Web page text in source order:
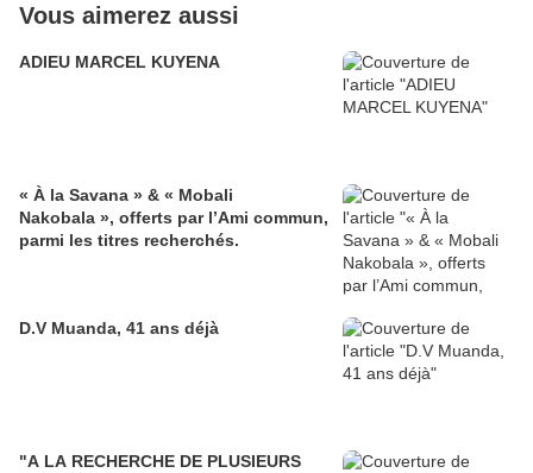
Vous aimerez aussi
ADIEU MARCEL KUYENA
« À la Savana » & « Mobali
Nakobala », offerts par l’Ami commun,
parmi les titres recherchés.
D.V Muanda, 41 ans déjà
"A LA RECHERCHE DE PLUSIEURS